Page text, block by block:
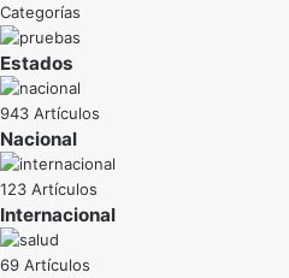
Categorías
Estados
943 Artículos
Nacional
123 Artículos
Internacional
69 Artículos